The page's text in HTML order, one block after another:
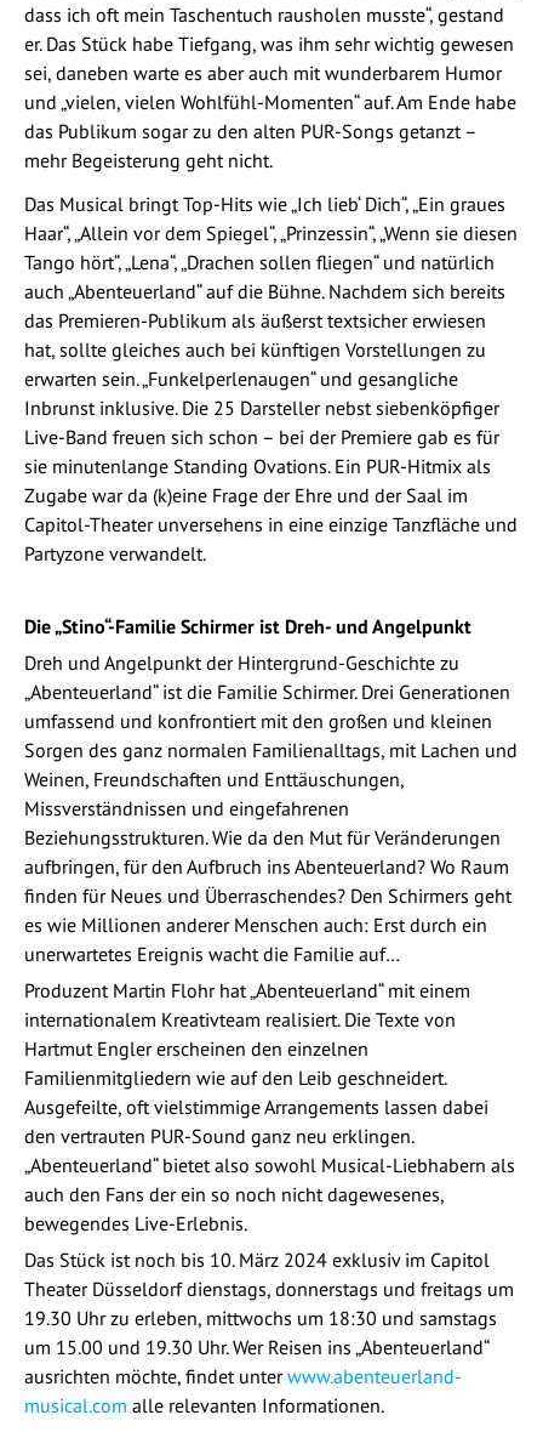
dass ich oft mein Taschentuch rausholen musste“, gestand
er. Das Stück habe Tiefgang, was ihm sehr wichtig gewesen
sei, daneben warte es aber auch mit wunderbarem Humor
und „vielen, vielen Wohlfühl-Momenten“ auf. Am Ende habe
das Publikum sogar zu den alten PUR-Songs getanzt –
mehr Begeisterung geht nicht.
Das Musical bringt Top-Hits wie „Ich lieb‘ Dich“, „Ein graues
Haar“, „Allein vor dem Spiegel“, „Prinzessin“, „Wenn sie diesen
Tango hört“, „Lena“, „Drachen sollen fliegen“ und natürlich
auch „Abenteuerland“ auf die Bühne. Nachdem sich bereits
das Premieren-Publikum als äußerst textsicher erwiesen
hat, sollte gleiches auch bei künftigen Vorstellungen zu
erwarten sein. „Funkelperlenaugen“ und gesangliche
Inbrunst inklusive. Die 25 Darsteller nebst siebenköpfiger
Live-Band freuen sich schon – bei der Premiere gab es für
sie minutenlange Standing Ovations. Ein PUR-Hitmix als
Zugabe war da (k)eine Frage der Ehre und der Saal im
Capitol-Theater unversehens in eine einzige Tanzfläche und
Partyzone verwandelt.
Die „Stino“-Familie Schirmer ist Dreh- und Angelpunkt
Dreh und Angelpunkt der Hintergrund-Geschichte zu
„Abenteuerland“ ist die Familie Schirmer. Drei Generationen
umfassend und konfrontiert mit den großen und kleinen
Sorgen des ganz normalen Familienalltags, mit Lachen und
Weinen, Freundschaften und Enttäuschungen,
Missverständnissen und eingefahrenen
Beziehungsstrukturen. Wie da den Mut für Veränderungen
aufbringen, für den Aufbruch ins Abenteuerland? Wo Raum
finden für Neues und Überraschendes? Den Schirmers geht
es wie Millionen anderer Menschen auch: Erst durch ein
unerwartetes Ereignis wacht die Familie auf…
Produzent Martin Flohr hat „Abenteuerland“ mit einem
internationalem Kreativteam realisiert. Die Texte von
Hartmut Engler erscheinen den einzelnen
Familienmitgliedern wie auf den Leib geschneidert.
Ausgefeilte, oft vielstimmige Arrangements lassen dabei
den vertrauten PUR-Sound ganz neu erklingen.
„Abenteuerland“ bietet also sowohl Musical-Liebhabern als
auch den Fans der ein so noch nicht dagewesenes,
bewegendes Live-Erlebnis.
Das Stück ist noch bis 10. März 2024 exklusiv im Capitol
Theater Düsseldorf dienstags, donnerstags und freitags um
19.30 Uhr zu erleben, mittwochs um 18:30 und samstags
um 15.00 und 19.30 Uhr. Wer Reisen ins „Abenteuerland“
ausrichten möchte, findet unterwww.abenteuerland-
musical.com alle relevanten Informationen.